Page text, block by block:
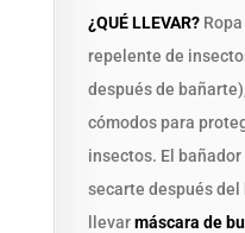
¿QUÉ LLEVAR?
repelente de
después de
cómodos para
insectos. El
secarte después del
llevarmáscara de